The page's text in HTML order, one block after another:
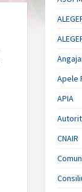
Apele
APIA
CNAIR